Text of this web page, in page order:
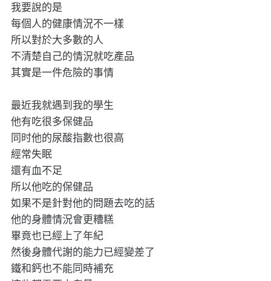
我要說的是
每個人的健康情況不一樣
所以對於大多數的人
不清楚自己的情況就吃產品
其實是一件危險的事情
最近我就遇到我的學生
他有吃很多保健品
同时他的尿酸指數也很高
經常失眠
還有血不足
所以他吃的保健品
如果不是針對他的問題去吃的話
他的身體情況會更糟糕
畢竟也已經上了年紀
然後身體代謝的能力已經變差了
鐵和鈣也不能同時補充